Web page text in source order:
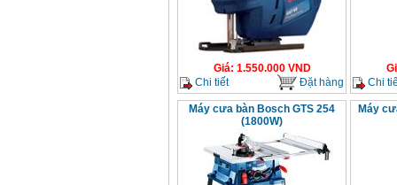
Giá: 1.550.000VND
Chi tiết
Đặt hàng
Chi
Máy cưa bàn Bosch GTS 254
(1800W)
Máy